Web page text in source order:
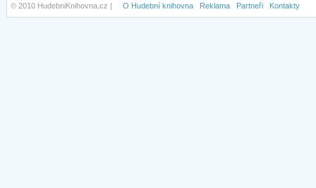
© 2010 HudebniKnihovna.cz | O Hudební knihovna Reklama Partneři Kontakty